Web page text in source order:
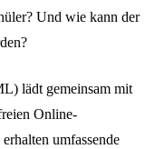
Und wie kann der
lädt gemeinsam mit
Online-
umfassende